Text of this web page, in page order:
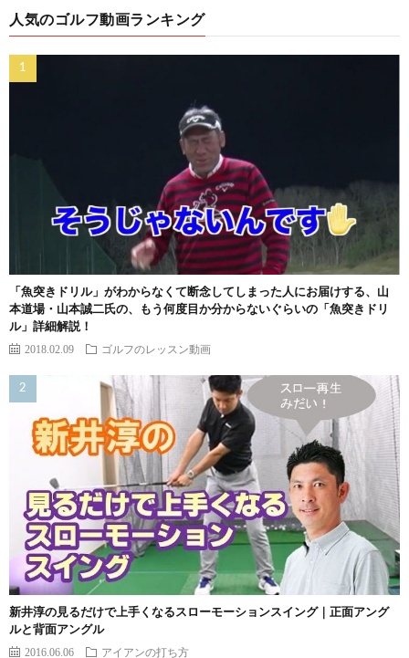
人気のゴルフ動画ランキング
「魚突きドリル」がわからなくて断念してしまった人にお届けする、山
本道場・山本誠二氏の、もう何度目か分からないぐらいの「魚突きドリ
ル」詳細解説！
2018.02.09 ゴルフのレッスン動画
新井淳の見るだけで上手くなるスローモーションスイング｜正面アング
ルと背面アングル
2016.06.06 アイアンの打ち方